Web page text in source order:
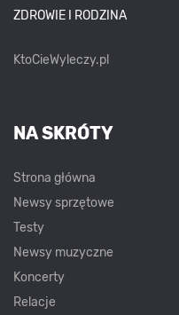
ZDROWIE I RODZINA
KtoCieWyleczy.pl
NA SKRÓTY
Strona główna
Newsy sprzętowe
Testy
Newsy muzyczne
Koncerty
Relacje